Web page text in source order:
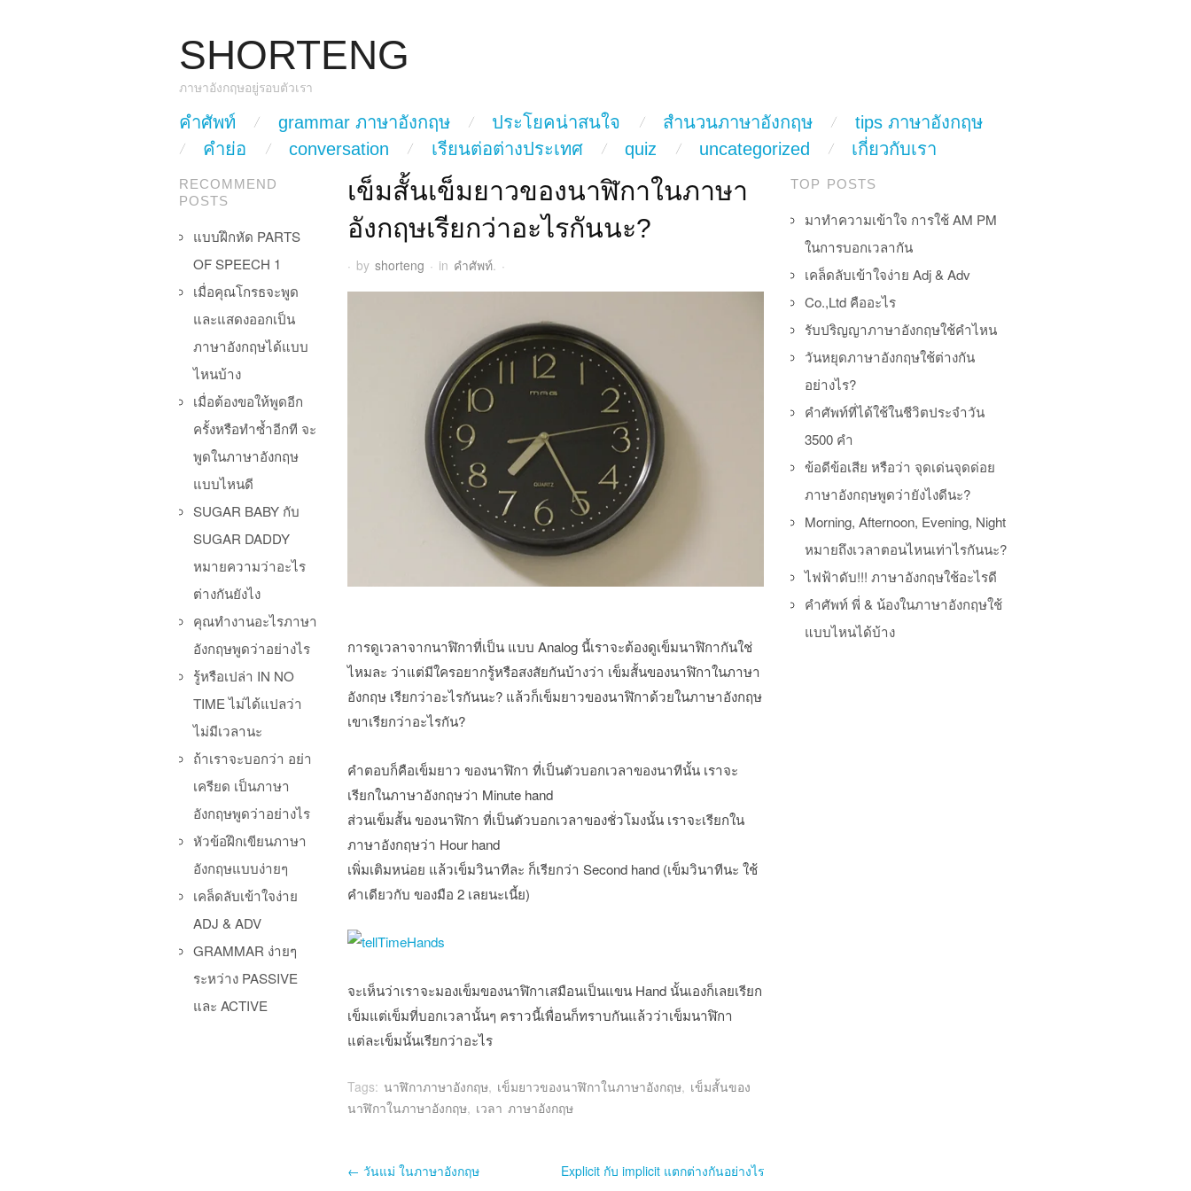
SHORTENG
ภาษาอังกฤษอยู่รอบตัวเรา
Main Menu
skip to content
คำศัพท์ grammar ภาษาอังกฤษ ประโยคน่าสนใจ สำนวนภาษาอังกฤษ
tips ภาษาอังกฤษ
คำย่อ
conversation เรียนต่อต่างประเทศ quiz uncategorized เกี่ยวกับเรา
เข็มสั้นเข็มยาวของนาฬิกาในภาษา
อังกฤษเรียกว่าอะไรกันนะ?
· by shorteng · in คำศัพท์. ·
การดูเวลาจากนาฬิกาที่เป็น แบบ Analog นี้เราจะต้องดูเข็มนาฬิกากันใช่
ไหมละ ว่าแต่มีใครอยากรู้หรือสงสัยกันบ้างว่า เข็มสั้นของนาฬิกาในภาษา
อังกฤษ เรียกว่าอะไรกันนะ? แล้วก็เข็มยาวของนาฬิกาด้วยในภาษาอังกฤษ
เขาเรียกว่าอะไรกัน?
คำตอบก็คือเข็มยาว ของนาฬิกา ที่เป็นตัวบอกเวลาของนาทีนั้น เราจะ
เรียกในภาษาอังกฤษว่า Minute hand
ส่วนเข็มสั้น ของนาฬิกา ที่เป็นตัวบอกเวลาของชั่วโมงนั้น เราจะเรียกใน
ภาษาอังกฤษว่า Hour hand
เพิ่มเติมหน่อย แล้วเข็มวินาทีละ ก็เรียกว่า Second hand (เข็มวินาทีนะ ใช้
คำเดียวกับ ของมือ 2 เลยนะเนี้ย)
จะเห็นว่าเราจะมองเข็มของนาฬิกาเสมือนเป็นแขน Hand นั้นเองก็เลยเรียก
เข็มแต่เข็มที่บอกเวลานั้นๆ คราวนี้เพื่อนก็ทราบกันแล้วว่าเข็มนาฬิกา
แต่ละเข็มนั้นเรียกว่าอะไร
Tags: นาฬิกาภาษาอังกฤษ, เข็มยาวของนาฬิกาในภาษาอังกฤษ, เข็มสั้นของ
นาฬิกาในภาษาอังกฤษ, เวลา ภาษาอังกฤษ
Post navigation
← วันแม่ ในภาษาอังกฤษ
Explicit กับ implicit แตกต่างกันอย่างไร
RECOMMEND
POSTS
แบบฝึกหัด PARTS
OF SPEECH 1
เมื่อคุณโกรธจะพูด
และแสดงออกเป็น
ภาษาอังกฤษได้แบบ
ไหนบ้าง
เมื่อต้องขอให้พูดอีก
ครั้งหรือทำซ้ำอีกที จะ
พูดในภาษาอังกฤษ
แบบไหนดี
SUGAR BABY กับ
SUGAR DADDY
หมายความว่าอะไร
ต่างกันยังไง
คุณทำงานอะไรภาษา
อังกฤษพูดว่าอย่างไร
รู้หรือเปล่า IN NO
TIME ไม่ได้แปลว่า
ไม่มีเวลานะ
ถ้าเราจะบอกว่า อย่า
เครียด เป็นภาษา
อังกฤษพูดว่าอย่างไร
หัวข้อฝึกเขียนภาษา
อังกฤษแบบง่ายๆ
เคล็ดลับเข้าใจง่าย
ADJ & ADV
GRAMMAR ง่ายๆ
ระหว่าง PASSIVE
และ ACTIVE
TOP POSTS
มาทำความเข้าใจ การใช้ AM PM
ในการบอกเวลากัน
เคล็ดลับเข้าใจง่าย Adj & Adv
Co.,Ltd คืออะไร
รับปริญญาภาษาอังกฤษใช้คำไหน
วันหยุดภาษาอังกฤษใช้ต่างกัน
อย่างไร?
คำศัพท์ที่ได้ใช้ในชีวิตประจำวัน
3500 คำ
ข้อดีข้อเสีย หรือว่า จุดเด่นจุดด่อย
ภาษาอังกฤษพูดว่ายังไงดีนะ?
Morning, Afternoon, Evening, Night
หมายถึงเวลาตอนไหนเท่าไรกันนะ?
ไฟฟ้าดับ!!! ภาษาอังกฤษใช้อะไรดี
คำศัพท์ พี่ & น้องในภาษาอังกฤษใช้
แบบไหนได้บ้าง